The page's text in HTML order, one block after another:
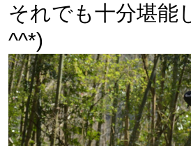
それでも十分堪能
^^*)